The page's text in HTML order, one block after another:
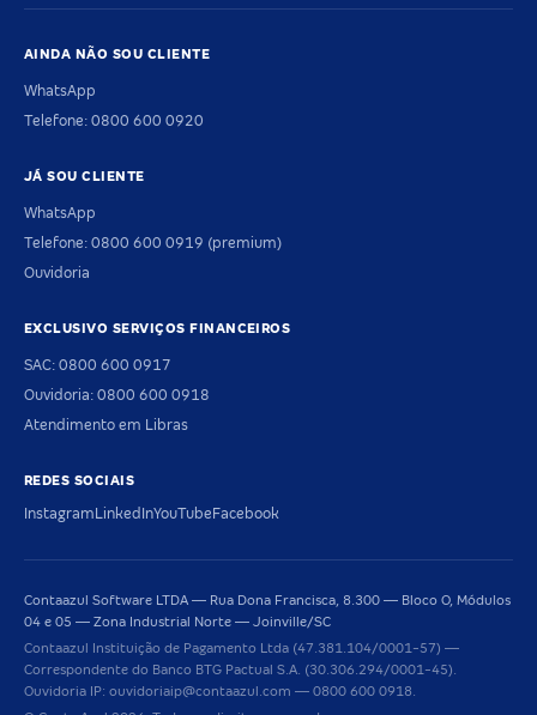
AINDA NÃO SOU CLIENTE
WhatsApp
Telefone: 0800 600 0920
JÁ SOU CLIENTE
WhatsApp
Telefone: 0800 600 0919 (premium)
Ouvidoria
EXCLUSIVO SERVIÇOS FINANCEIROS
SAC: 0800 600 0917
Ouvidoria: 0800 600 0918
Atendimento em Libras
REDES SOCIAIS
InstagramLinkedInYouTubeFacebook
Contaazul Software LTDA — Rua Dona Francisca, 8.300 — Bloco O, Módulos
04 e 05 — Zona Industrial Norte — Joinville/SC
Contaazul Instituição de Pagamento Ltda (47.381.104/0001-57) —
Correspondente do Banco BTG Pactual S.A. (30.306.294/0001-45).
Ouvidoria IP: ouvidoriaip@contaazul.com — 0800 600 0918.